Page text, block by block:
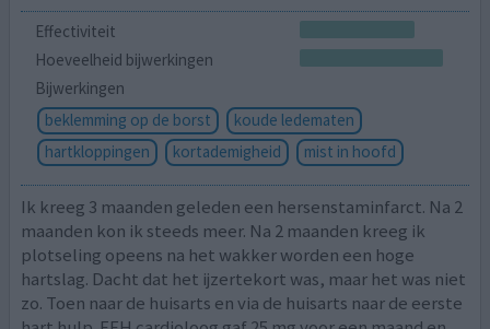
Effectiviteit
Hoeveelheid bijwerkingen
Bijwerkingen
beklemming op de borst
koude ledematen
hartkloppingen
kortademigheid mist in hoofd
Ik kreeg 3 maanden geleden een hersenstaminfarct. Na 2
maanden kon ik steeds meer. Na 2 maanden kreeg ik
plotseling opeens na het wakker worden een hoge
hartslag. Dacht dat het ijzertekort was, maar het was niet
zo. Toen naar de huisarts en via de huisarts naar de eerste